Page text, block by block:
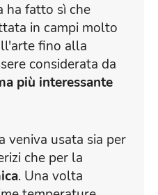
ha fatto sì che
in campi molto
fino alla
considerata da
più interessante
veniva usata sia per
che per la
. Una volta